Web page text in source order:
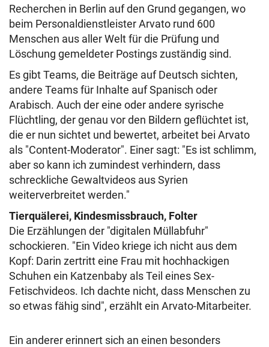
Recherchen in Berlin auf den Grund gegangen, wo
beim Personaldienstleister Arvato rund 600
Menschen aus aller Welt für die Prüfung und
Löschung gemeldeter Postings zuständig sind.
Es gibt Teams, die Beiträge auf Deutsch sichten,
andere Teams für Inhalte auf Spanisch oder
Arabisch. Auch der eine oder andere syrische
Flüchtling, der genau vor den Bildern geflüchtet ist,
die er nun sichtet und bewertet, arbeitet bei Arvato
als "Content-Moderator". Einer sagt: "Es ist schlimm,
aber so kann ich zumindest verhindern, dass
schreckliche Gewaltvideos aus Syrien
weiterverbreitet werden."
Tierquälerei, Kindesmissbrauch, Folter
Die Erzählungen der "digitalen Müllabfuhr"
schockieren. "Ein Video kriege ich nicht aus dem
Kopf: Darin zertritt eine Frau mit hochhackigen
Schuhen ein Katzenbaby als Teil eines Sex-
Fetischvideos. Ich dachte nicht, dass Menschen zu
so etwas fähig sind", erzählt ein Arvato-Mitarbeiter.
Ein anderer erinnert sich an einen besonders